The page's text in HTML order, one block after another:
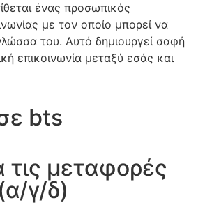
ένας προσωπικός
με τον οποίο μπορεί να
του. Αυτό δημιουργεί σαφή
επικοινωνία μεταξύ εσάς και
bts
τις μεταφορές
γ/δ)